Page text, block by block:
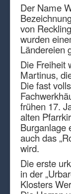
Der Name
von
wurden
Ländereien
Die Freiheit
Martinus,
Die fast
frühen 17.
alten
Burganlage
auch das
wird.
Die erste
in der
Klosters